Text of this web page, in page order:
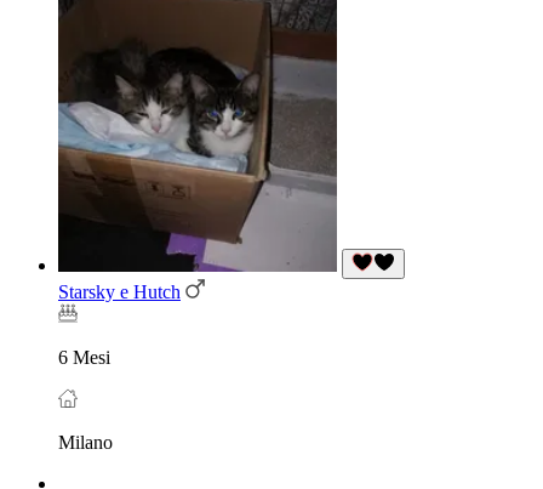
Starsky e Hutch
6 Mesi
Milano